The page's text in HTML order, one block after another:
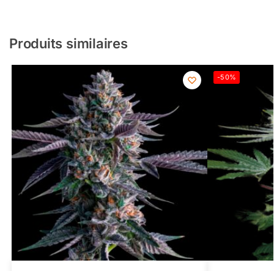
Produits similaires
-50%